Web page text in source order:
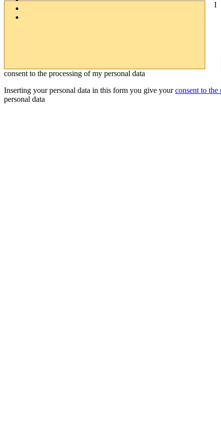
I
consent to the processing of my personal data
Inserting your personal data in this form you give yourconsent to the
personal data